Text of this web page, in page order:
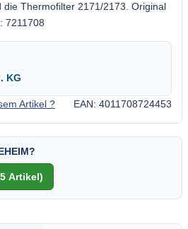
die Thermofilter 2171/2173. Original
7211708
KG
EAN: 4011708724453
Artikel ?